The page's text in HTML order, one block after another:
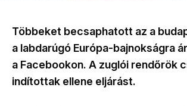
Többeket becsaphatott az a
a labdarúgó Európa-bajnokságra
a Facebookon. A zuglói rendőrök
indítottak ellene eljárást.